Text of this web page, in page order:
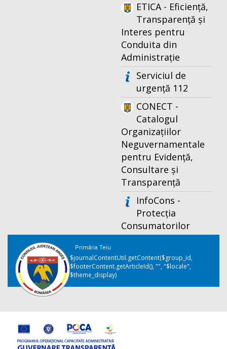
ETICA - Eficiență,
Transparență și
Interes pentru
Conduita din
Administrație
Serviciul de
urgență 112
CONECT -
Catalogul
Organizațiilor
Neguvernamentale
pentru Evidență,
Consultare și
Transparență
InfoCons -
Protecția
Consumatorilor
Primăria Teiu
$journalContentUtil.getContent($group_id,
$footerContent.getArticleId(), "", "$locale",
$theme_display)